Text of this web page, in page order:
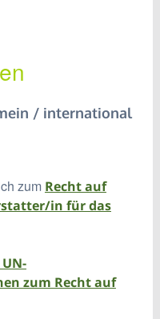
/ international
zum Recht auf
in für das
zum Recht auf